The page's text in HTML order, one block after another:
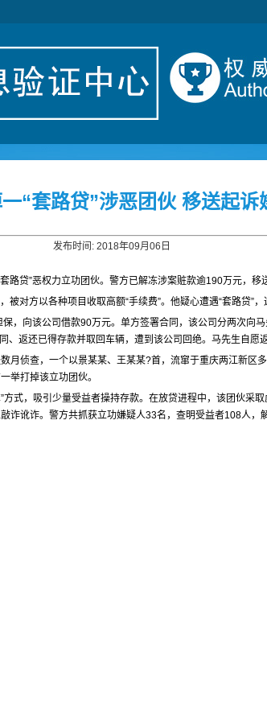
“套路贷”涉恶团伙 移送起诉
发布时间: 2018年09月06日
贷”恶权力立功团伙。警方已解冻涉案赃款逾190万元，移
对方以各种项目收取高额“手续费”。他疑心遭遇“套路贷”，
，向该公司借款90万元。单方签署合同，该公司分两次向
、返还已得存款并取回车辆，遭到该公司回绝。马先生自
月侦查，一个以景某某、王某某?首，流窜于重庆两江新区
举打掉该立功团伙。
式，吸引少量受益者操持存款。在放贷进程中，该团伙采
诈讹诈。警方共抓获立功嫌疑人33名，查明受益者108人